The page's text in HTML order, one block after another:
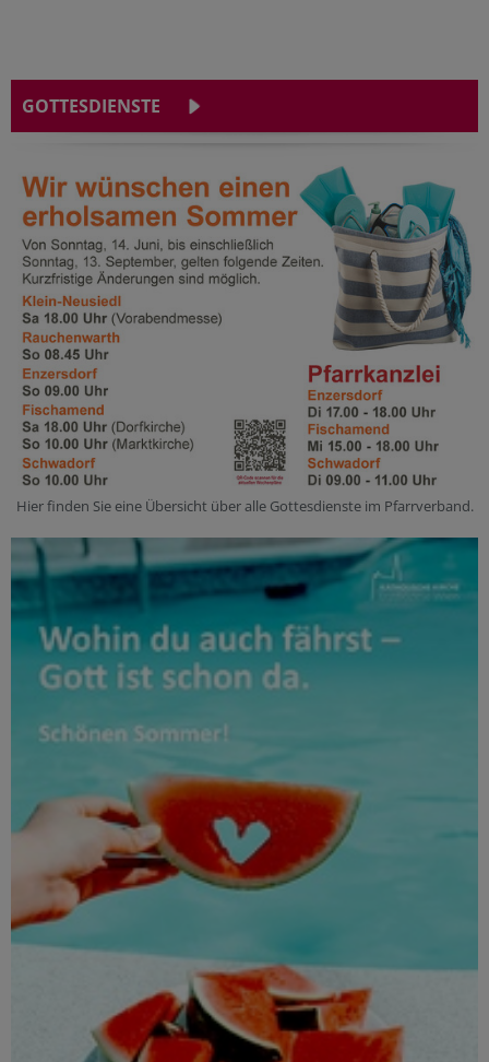
GOTTESDIENSTE
Hier finden Sie eine Übersicht über alle Gottesdienste im Pfarrverband.